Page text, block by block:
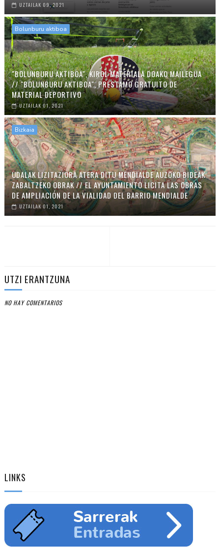
UZTAILAK 09, 2021
Bolunburu aktiboa
"BOLUNBURU AKTIBOA", KIROL MATERIALA DOAKO MAILEGUA
// "BOLUNBURU AKTIBOA", PRÉSTAMO GRATUITO DE
MATERIAL DEPORTIVO
UZTAILAK 01, 2021
Bizkaia
UDALAK LIZITAZIORA ATERA DITU MENDIALDE AUZOKO BIDEAK
ZABALTZEKO OBRAK // EL AYUNTAMIENTO LICITA LAS OBRAS
DE AMPLIACIÓN DE LA VIALIDAD DEL BARRIO MENDIALDE
UZTAILAK 01, 2021
UTZI ERANTZUNA
NO HAY COMENTARIOS
LINKS